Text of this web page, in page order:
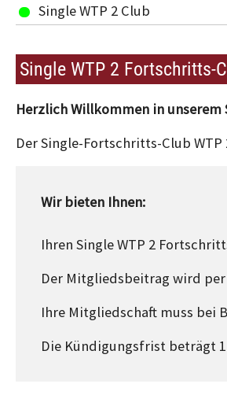
Single WTP 2 Club
Single WTP 2 Fortschritts-
Herzlich Willkommen in
Der Single-Fortschritts-Club
Wir bieten Ihnen:
Ihren Single WTP 2
Der Mitgliedsbeitrag wird per
Ihre Mitgliedschaft muss bei
Die Kündigungsfrist beträgt 1